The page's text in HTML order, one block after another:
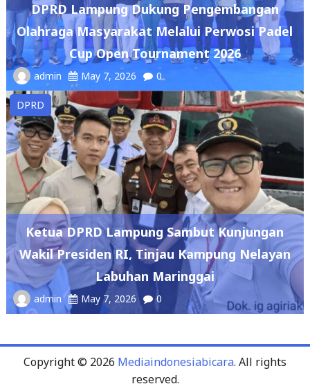
DPRD Lampung Dukung Pengembangan
Olahraga Masyarakat Melalui Perwosi Padel
Cup Open Tournament 2026
admin May 7, 2026 0
DPRD
Ketua DPRD Lampung Sambut Kunjungan
Wakil Presiden RI, Tinjau Kampung Nelayan
Labuhan Maringgai
admin May 7, 2026 0
Copyright © 2026 Mediaindonesiabicara. All rights
reserved.